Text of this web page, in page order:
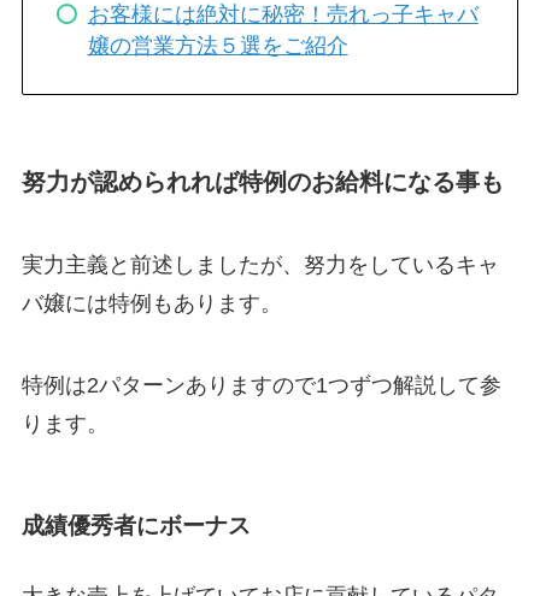
お客様には絶対に秘密！売れっ子キャバ
嬢の営業方法５選をご紹介
努力が認められれば特例のお給料になる事も
実力主義と前述しましたが、努力をしているキャ
バ嬢には特例もあります。
特例は2パターンありますので1つずつ解説して参
ります。
成績優秀者にボーナス